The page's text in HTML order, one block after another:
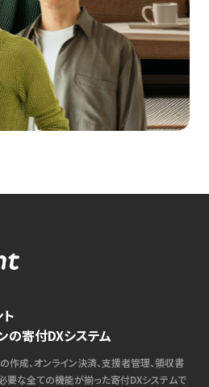
の寄付DXシステム
作成、オンライン決済、支援者管理、領収書
要な全ての機能が揃った寄付DXシステムで